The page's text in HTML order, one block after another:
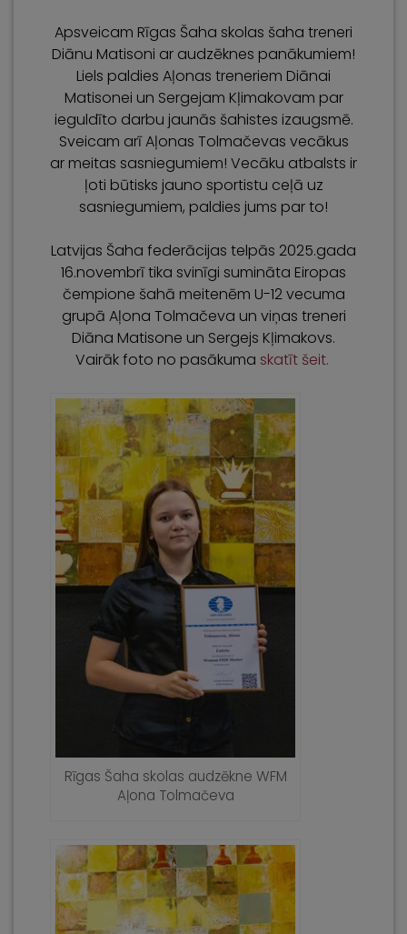
Apsveicam Rīgas Šaha skolas šaha treneri
Diānu Matisoni ar audzēknes panākumiem!
Liels paldies Aļonas treneriem Diānai
Matisonei un Sergejam Kļimakovam par
ieguldīto darbu jaunās šahistes izaugsmē.
Sveicam arī Aļonas Tolmačevas vecākus
ar meitas sasniegumiem! Vecāku atbalsts ir
ļoti būtisks jauno sportistu ceļā uz
sasniegumiem, paldies jums par to!
Latvijas Šaha federācijas telpās 2025.gada
16.novembrī tika svinīgi sumināta Eiropas
čempione šahā meitenēm U-12 vecuma
grupā Aļona Tolmačeva un viņas treneri
Diāna Matisone un Sergejs Kļimakovs.
Vairāk foto no pasākuma skatīt šeit.
Rīgas Šaha skolas audzēkne WFM
Aļona Tolmačeva